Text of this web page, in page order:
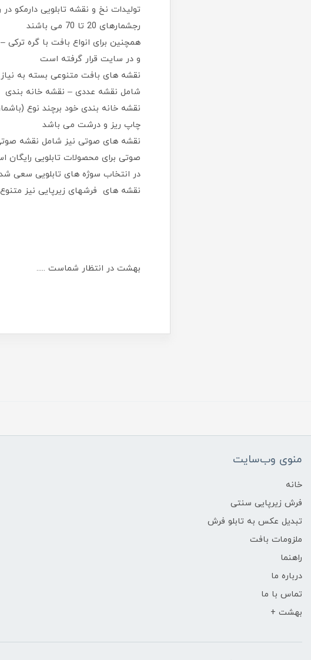
رجشمارهای 20 تا 70 می باشند
همچنین برای انواع بافت با گره
و در سایت قرار گرفته است
نقشه های بافت متنوعی بسته به
شامل نقشه عددی – نقشه خانه
نقشه خانه بندی خود برچند نوع
چاپ ریز و درشت می باشد
نقشه های صوتی نیز شامل نقشه
صوتی برای محصولات تابلویی رایگان
در انتخاب سوژه های تابلویی سعی
نقشه های فرشهای زیرپایی نیز
بهشت در انتظار شماست .....
منوی وب‌سایت
خانه
فرش زیرپایی سنتی
تبدیل عکس به تابلو فرش
ملزومات بافت
راهنما
درباره ما
تماس با ما
بهشت +